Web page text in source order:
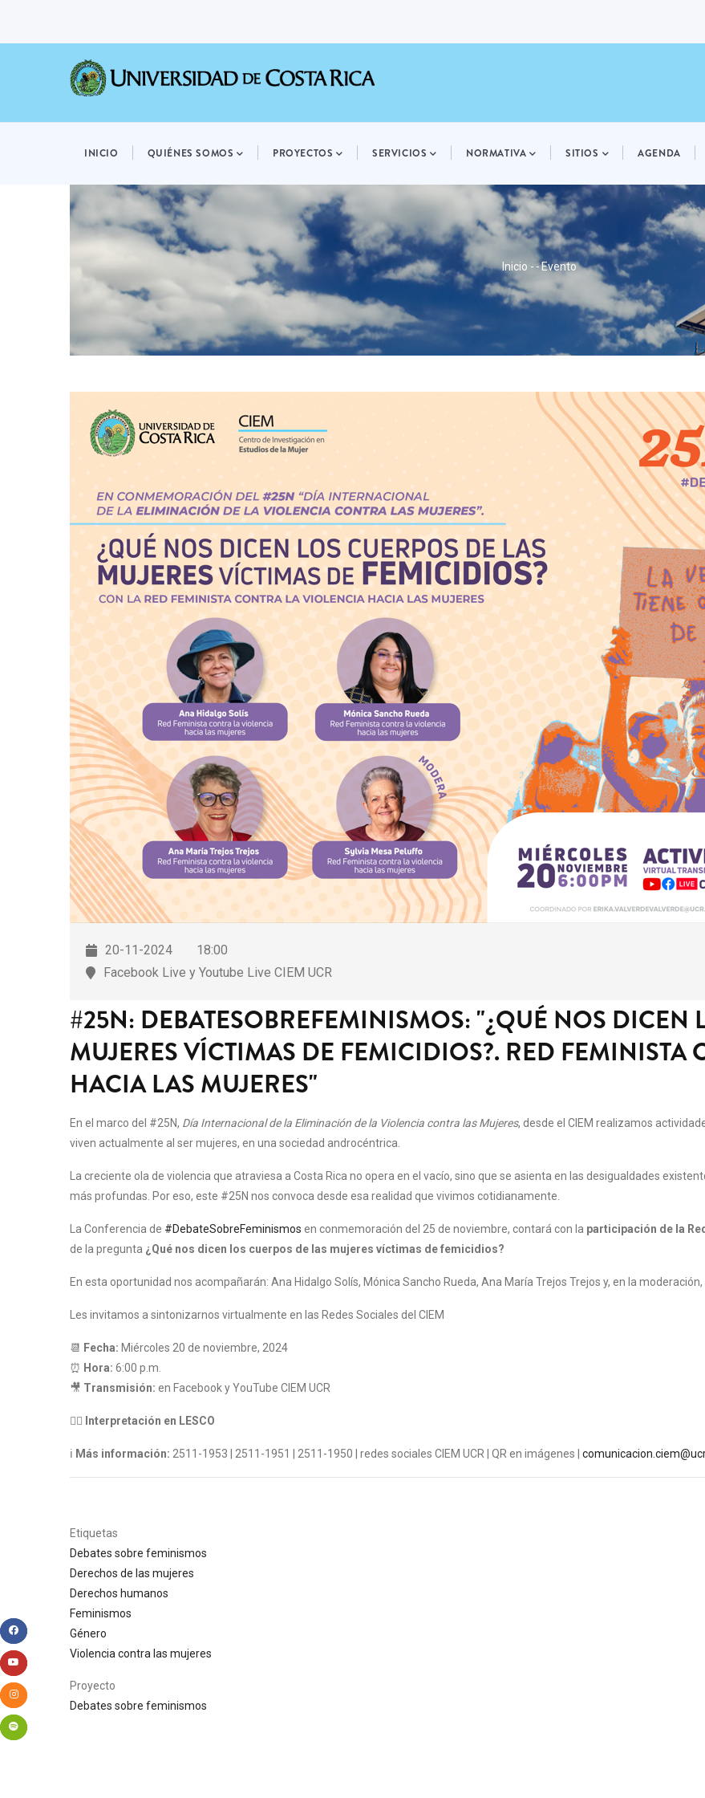
NAVIGATION
INICIO QUIÉNES SOMOS PROYECTOS SERVICIOS NORMATIVA SITIOS AGENDA
RUTA
DE
NAVEGACIÓN
Inicio - -Evento
20-11-2024
18:00
Facebook Live y Youtube Live CIEM UCR
#25N: DEBATESOBREFEMINISMOS: "¿QUÉ NOS DICEN
MUJERES VÍCTIMAS DE FEMICIDIOS?. RED
HACIA LAS MUJERES"
En el marco del #25N, Día Internacional de la Eliminación de la Violencia contra las Mujeres, desde el CIEM realizamos
viven actualmente al ser mujeres, en una sociedad androcéntrica.
La creciente ola de violencia que atraviesa a Costa Rica no opera en el vacío, sino que se asienta en las desigualdades
más profundas. Por eso, este #25N nos convoca desde esa realidad que vivimos cotidianamente.
La Conferencia de #DebateSobreFeminismos en conmemoración del 25 de noviembre, contará con la participación de la
de la pregunta ¿Qué nos dicen los cuerpos de las mujeres víctimas de femicidios?
En esta oportunidad nos acompañarán: Ana Hidalgo Solís, Mónica Sancho Rueda, Ana María Trejos Trejos y, en la
Les invitamos a sintonizarnos virtualmente en las Redes Sociales del CIEM
📆 Fecha: Miércoles 20 de noviembre, 2024
⏰ Hora: 6:00 p.m.
🎥 Transmisión: en Facebook y YouTube CIEM UCR
👉🏽 Interpretación en LESCO
ℹ Más información: 2511-1953 | 2511-1951 | 2511-1950 | redes sociales CIEM UCR | QR en imágenes |
Etiquetas
Debates sobre feminismos
Derechos de las mujeres
Derechos humanos
Feminismos
Género
Violencia contra las mujeres
Proyecto
Debates sobre feminismos